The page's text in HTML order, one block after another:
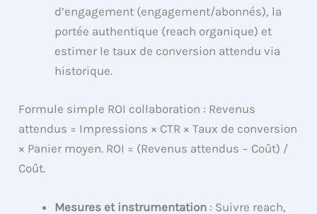
d’engagement (engagement/abonnés), la
portée authentique (reach organique) et
estimer le taux de conversion attendu via
historique.
Formule simple ROI collaboration : Revenus
attendus = Impressions × CTR × Taux de conversion
× Panier moyen. ROI = (Revenus attendus − Coût) /
Coût.
Mesures et instrumentation : Suivre reach,